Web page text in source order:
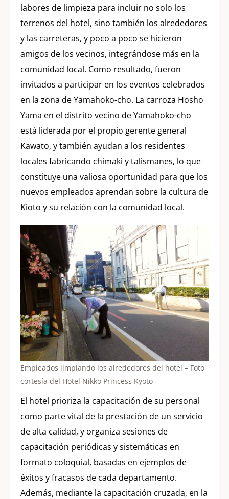
labores de limpieza para incluir no solo los
terrenos del hotel, sino también los alrededores
y las carreteras, y poco a poco se hicieron
amigos de los vecinos, integrándose más en la
comunidad local. Como resultado, fueron
invitados a participar en los eventos celebrados
en la zona de Yamahoko-cho. La carroza Hosho
Yama en el distrito vecino de Yamahoko-cho
está liderada por el propio gerente general
Kawato, y también ayudan a los residentes
locales fabricando chimaki y talismanes, lo que
constituye una valiosa oportunidad para que los
nuevos empleados aprendan sobre la cultura de
Kioto y su relación con la comunidad local.
Empleados limpiando los alrededores del hotel – Foto
cortesía del Hotel Nikko Princess Kyoto
El hotel prioriza la capacitación de su personal
como parte vital de la prestación de un servicio
de alta calidad, y organiza sesiones de
capacitación periódicas y sistemáticas en
formato coloquial, basadas en ejemplos de
éxitos y fracasos de cada departamento.
Además, mediante la capacitación cruzada, en la